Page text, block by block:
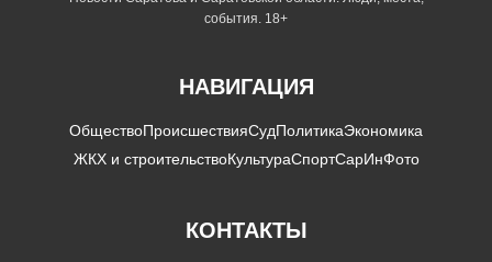
события. 18+
НАВИГАЦИЯ
ОбществоПроисшествияСудПолитикаЭкономика
ЖКХ и строительствоКультураСпортСарИнФото
КОНТАКТЫ